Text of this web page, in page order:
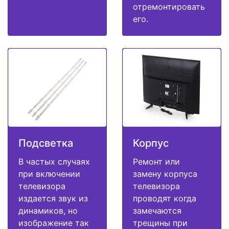
отремонтировать
его.
Подсветка
В частых случаях
при включении
телевизора
издается звук из
динамиков, но
изображение так
Корпус
Ремонт или
замену корпуса
телевизора
проводят когда
замечаются
трещины при